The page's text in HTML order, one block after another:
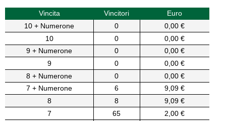
Vincita Vincitori
Euro
10 + Numerone
0
0,00 €
10
0
0,00 €
9 + Numerone
0
0,00 €
9
0
0,00 €
8 + Numerone
0
0,00 €
7 + Numerone
6
9,09 €
8
8
9,09 €
7
65
2,00 €